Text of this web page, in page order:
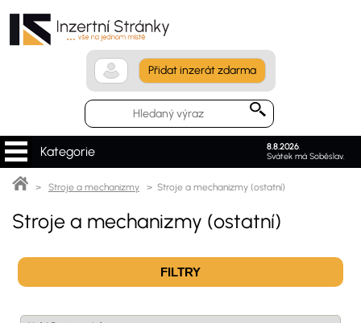
Přidat inzerát zdarma
8.8.2026.
Svátek má Soběslav.
Kategorie
> Stroje a mechanizmy > Stroje a mechanizmy (ostatní)
Stroje a mechanizmy (ostatní)
FILTRY